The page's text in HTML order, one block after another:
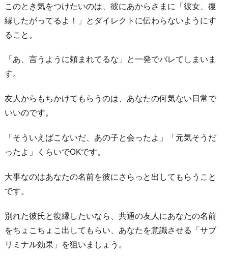
このとき気をつけたいのは、彼にあからさまに「彼女、復
縁したがってるよ！」とダイレクトに伝わらないようにす
ること。
「あ、言うように頼まれてるな」と一発でバレてしまいま
す。
友人からもちかけてもらうのは、あなたの何気ない日常で
いいのです。
「そういえばこないだ、あの子と会ったよ」「元気そうだ
ったよ」くらいでOKです。
大事なのはあなたの名前を彼にさらっと出してもらうこと
です。
別れた彼氏と復縁したいなら、共通の友人にあなたの名前
をちょこちょこ出してもらい、あなたを意識させる「サブ
リミナル効果」を狙いましょう。